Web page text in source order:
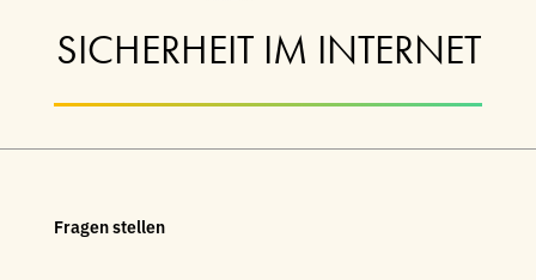
SICHERHEIT IM INTERNET
Fragen stellen